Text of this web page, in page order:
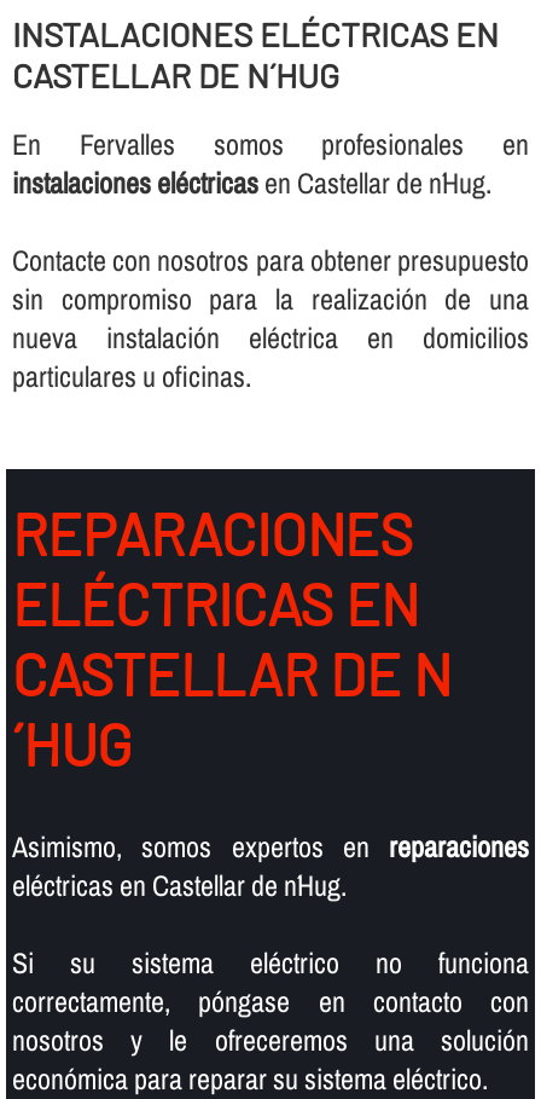
INSTALACIONES ELÉCTRICAS EN
CASTELLAR DE N´HUG
En Fervalles somos profesionales en
instalaciones eléctricasen Castellar de n´Hug.
Contacte con nosotros para obtener presupuesto
sin compromiso para la realización de una
nueva instalación eléctrica en domicilios
particulares u oficinas.
REPARACIONES
ELÉCTRICAS EN
CASTELLAR DE N
´HUG
Asimismo, somos expertos en reparaciones
eléctricas en Castellar de n´Hug.
Si su sistema eléctrico no funciona
correctamente, póngase en contacto con
nosotros y le ofreceremos una solución
económica para reparar su sistema eléctrico.